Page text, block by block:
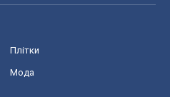
Плітки
Мода